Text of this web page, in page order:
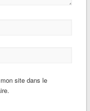
site dans le